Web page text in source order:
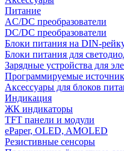
Питание
AC/DC преобразователи
DC/DC преобразователи
Блоки питания на DIN-
Блоки питания для
Зарядные устройства для
Программируемые
Аксессуары для блоков
Индикация
ЖК индикаторы
TFT панели и модули
ePaper, OLED, AMOLED
Резистивные сенсоры